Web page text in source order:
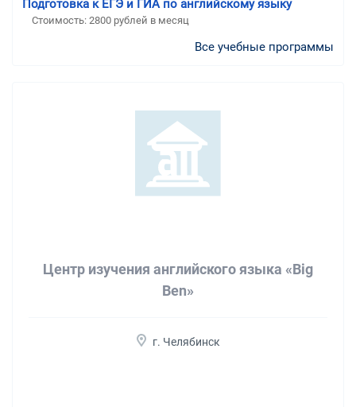
Подготовка к ЕГЭ и ГИА по английскому языку
Стоимость: 2800 рублей в месяц
Все учебные программы
Центр изучения английского языка «Big
Ben»
г. Челябинск